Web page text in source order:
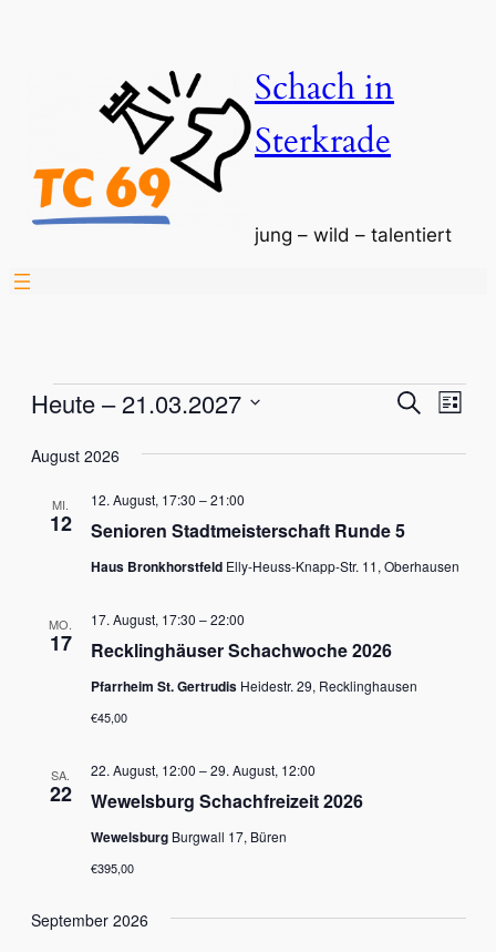
Schach in
Sterkrade
jung – wild – talentiert
Veranstaltungen
Suche
SucheListe
Heute – 21.03.2027
wählen.
August 2026
MI.
12 Senioren Stadtmeisterschaft Runde 5
12. August, 17:30 –21:00
Haus Bronkhorstfeld Elly-Heuss-Knapp-Str. 11, Oberhausen
MO.
17 Recklinghäuser Schachwoche 2026
17. August, 17:30 –22:00
Pfarrheim St. Gertrudis Heidestr. 29, Recklinghausen
€45,00
SA.
22 Wewelsburg Schachfreizeit 2026
22. August, 12:00 –29. August, 12:00
Wewelsburg Burgwall 17, Büren
€395,00
September 2026